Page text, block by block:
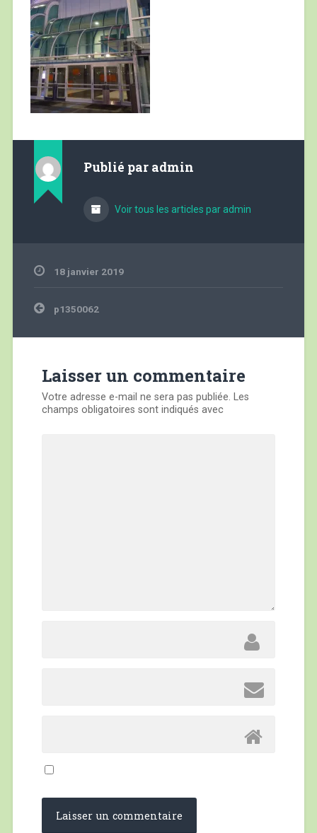
Publié par admin
Voir tous les articles par admin
18 janvier 2019
Navigation
de
p1350062
Laisser un commentaire
Votre adresse e-mail ne sera pas publiée. Les
champs obligatoires sont indiqués avec